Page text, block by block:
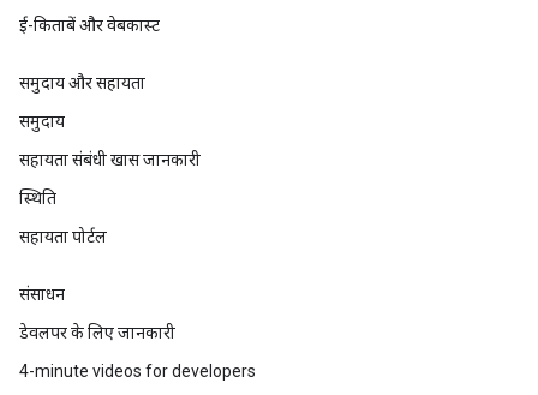
ई-किताबें और वेबकास्ट
समुदाय और सहायता
समुदाय
सहायता संबंधी खास जानकारी
स्थिति
सहायता पोर्टल
संसाधन
डेवलपर के लिए जानकारी
4-minute videos for developers